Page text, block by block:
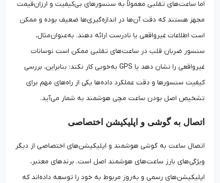
اما ساعت‌های تقلبی معمولاً به سنسورهای بی‌کیفیت و ارزان‌قیمت
مجهز هستند که دقت آن‌ها در اندازه‌گیری‌ها ضعیف بوده و ممکن
است اطلاعات غیرواقعی یا نادرست ارائه دهند. به‌عنوان‌مثال،
سنسور ضربان قلب در ساعت‌های تقلبی ممکن است نوسانات
غیرواقعی را نشان دهد یا GPS به‌خوبی کار نکند؛ بنابراین، بررسی
کیفیت سنسورها و دقت عملکرد داده‌ها یکی از راه‌های مهم برای
تشخیص اصل بودن ساعت‌ مچی هوشمند به شمار می‌آید.
اتصال به گوشی و اپلیکیشن اختصاصی
اتصال ساعت به گوشی هوشمند و اپلیکیشن‌های اختصاصی از دیگر
ویژگی‌های بارز ساعت‌های هوشمند اصل است. برندهای معتبر،
اپلیکیشن‌های رسمی و به‌روز مربوط به خود را توسعه داده‌اند که